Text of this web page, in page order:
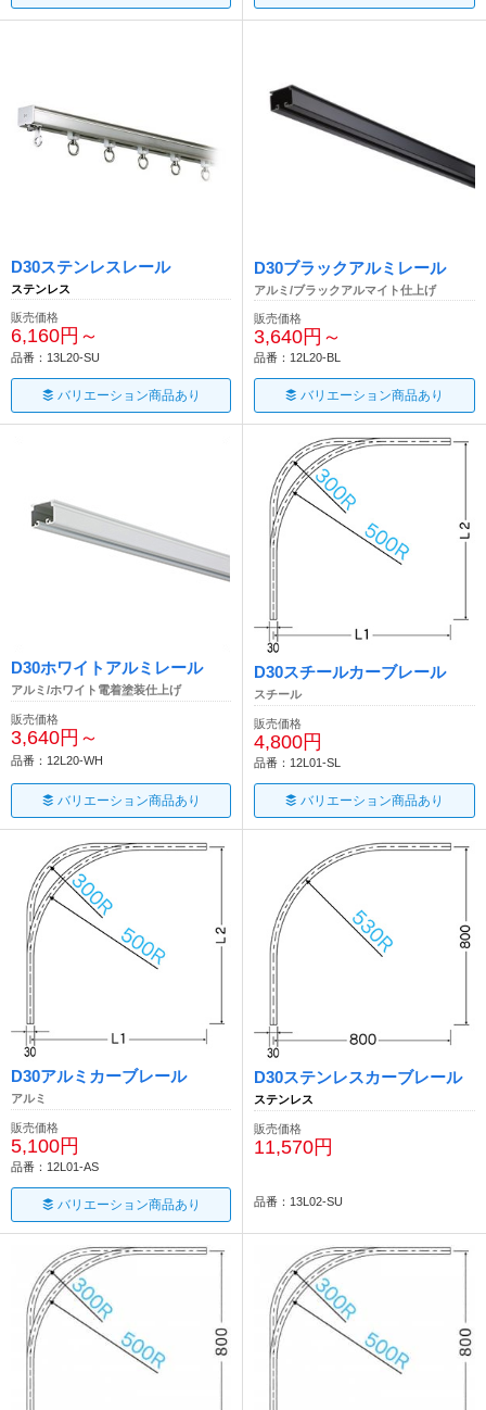
D30ステンレスレール
ステンレス
販売価格
6,160円～
品番：13L20-SU
バリエーション商品あり
D30ブラックアルミレール
アルミ/ブラックアルマイト仕上げ
販売価格
3,640円～
品番：12L20-BL
バリエーション商品あり
D30ホワイトアルミレール
アルミ/ホワイト電着塗装仕上げ
販売価格
3,640円～
品番：12L20-WH
バリエーション商品あり
D30スチールカーブレール
スチール
販売価格
4,800円
品番：12L01-SL
バリエーション商品あり
D30アルミカーブレール
アルミ
販売価格
5,100円
品番：12L01-AS
バリエーション商品あり
D30ステンレスカーブレール
ステンレス
販売価格
11,570円
品番：13L02-SU